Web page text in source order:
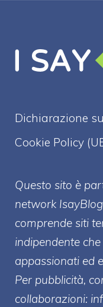
Dichiarazione
Cookie Policy
Questo sito è
network
comprende siti
indipendente
appassionati ed
Per pubblicità,
collaborazioni: